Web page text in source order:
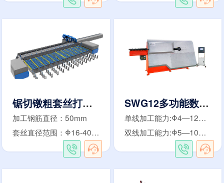
锯切镦粗套丝打磨生产线
加工钢筋直径：50mm
套丝直径范围：Φ16-40mm
SWG12多功能数控弯箍机
单线加工能力:Φ4—12mm
双线加工能力:Φ5—10mm